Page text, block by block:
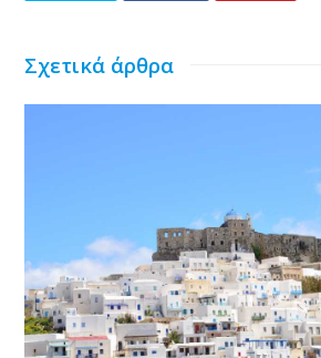
Σχετικά άρθρα